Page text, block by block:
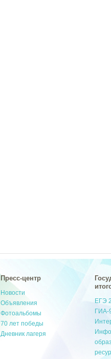
Пресс-центр
Новости
Объявления
Фотоальбомы
70 лет победы
Дневник лагеря
ЕГЭ
ГИА-